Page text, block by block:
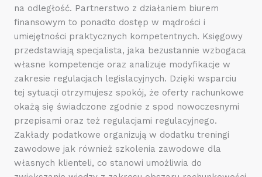
na odległość. Partnerstwo z działaniem biurem
finansowym to ponadto dostęp w mądrości i
umiejętności praktycznych kompetentnych. Księgowy
przedstawiają specjalista, jaka bezustannie wzbogaca
własne kompetencje oraz analizuje modyfikacje w
zakresie regulacjach legislacyjnych. Dzięki wsparciu
tej sytuacji otrzymujesz spokój, że oferty rachunkowe
okażą się świadczone zgodnie z spod nowoczesnymi
przepisami oraz też regulacjami regulacyjnego.
Zakłady podatkowe organizują w dodatku treningi
zawodowe jak również szkolenia zawodowe dla
własnych klienteli, co stanowi umożliwia do